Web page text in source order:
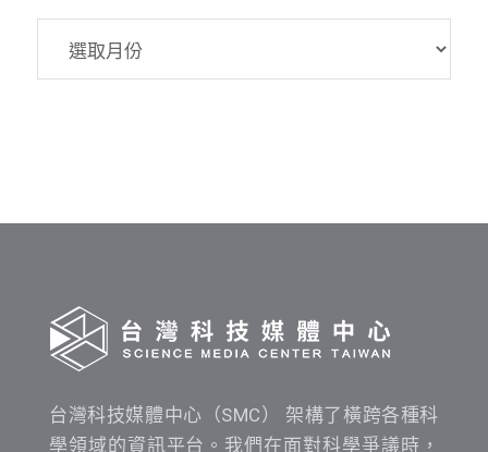
台灣科技媒體中心（SMC） 架構了橫跨各種科
學領域的資訊平台。我們在面對科學爭議時，